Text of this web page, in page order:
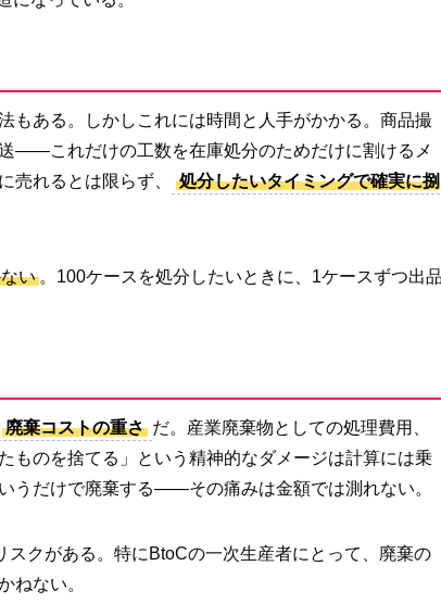
もある。しかしこれには時間と人手がかかる。商品撮
——これだけの工数を在庫処分のためだけに割けるメ
売れるとは限らず、
処分したいタイミングで確実に捌
い 。100ケースを処分したいときに、1ケースずつ出
廃棄コストの重さ だ。産業廃棄物としての処理費用、
ものを捨てる」という精神的なダメージは計算には乗
うだけで廃棄する——その痛みは金額では測れない。
クがある。特にBtoCの一次生産者にとって、廃棄の
ねない。